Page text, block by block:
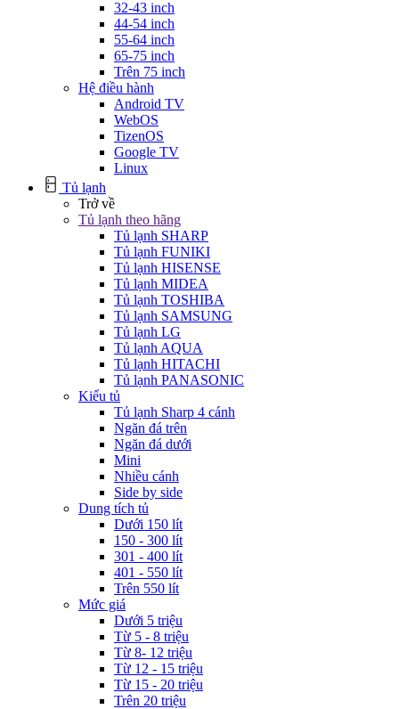
32-43 inch
44-54 inch
55-64 inch
65-75 inch
Trên 75 inch
Hệ điều hành
Android TV
WebOS
TizenOS
Google TV
Linux
Tủ lạnh
Trở về
Tủ lạnh theo hãng
Tủ lạnh SHARP
Tủ lạnh FUNIKI
Tủ lạnh HISENSE
Tủ lạnh MIDEA
Tủ lạnh TOSHIBA
Tủ lạnh SAMSUNG
Tủ lạnh LG
Tủ lạnh AQUA
Tủ lạnh HITACHI
Tủ lạnh PANASONIC
Kiểu tủ
Tủ lạnh Sharp 4 cánh
Ngăn đá trên
Ngăn đá dưới
Mini
Nhiều cánh
Side by side
Dung tích tủ
Dưới 150 lít
150 - 300 lít
301 - 400 lít
401 - 550 lít
Trên 550 lít
Mức giá
Dưới 5 triệu
Từ 5 - 8 triệu
Từ 8- 12 triệu
Từ 12 - 15 triệu
Từ 15 - 20 triệu
Trên 20 triệu